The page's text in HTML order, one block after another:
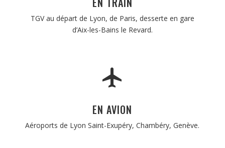
TGV au départ de Lyon, de Paris, desserte en gare
d’Aix-les-Bains le Revard.
EN AVION
Aéroports de Lyon Saint-Exupéry, Chambéry, Genève.